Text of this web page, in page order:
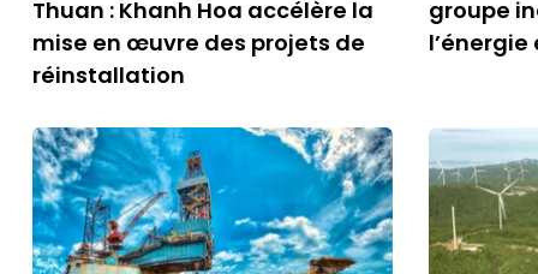
Thuan : Khanh Hoa accélère la
mise en œuvre des projets de
réinstallation
groupe